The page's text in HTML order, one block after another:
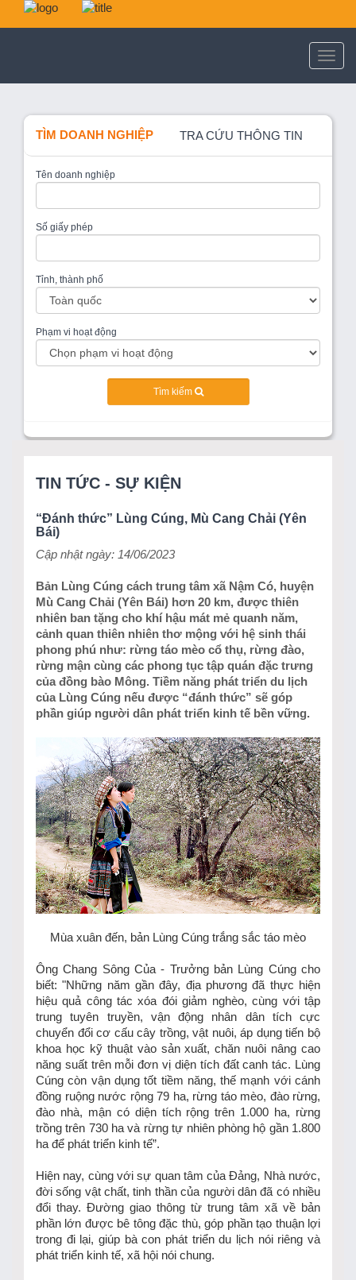
TÌM DOANH NGHIỆP TRA CỨU THÔNG TIN
Tên doanh nghiệp
Số giấy phép
Tỉnh, thành phố
Phạm vi hoạt động
Tìm kiếm
TIN TỨC - SỰ KIỆN
“Đánh thức” Lùng Cúng, Mù Cang Chải (Yên
Bái)
Cập nhật ngày: 14/06/2023
Bản Lùng Cúng cách trung tâm xã Nậm Có, huyện
Mù Cang Chải (Yên Bái) hơn 20 km, được thiên
nhiên ban tặng cho khí hậu mát mẻ quanh năm,
cảnh quan thiên nhiên thơ mộng với hệ sinh thái
phong phú như: rừng táo mèo cổ thụ, rừng đào,
rừng mận cùng các phong tục tập quán đặc trưng
của đồng bào Mông. Tiềm năng phát triển du lịch
của Lùng Cúng nếu được “đánh thức” sẽ góp
phần giúp người dân phát triển kinh tế bền vững.
Mùa xuân đến, bản Lùng Cúng trắng sắc táo mèo
Ông Chang Sông Của - Trưởng bản Lùng Cúng cho
biết: "Những năm gần đây, địa phương đã thực hiện
hiệu quả công tác xóa đói giảm nghèo, cùng với tập
trung tuyên truyền, vận động nhân dân tích cực
chuyển đổi cơ cấu cây trồng, vật nuôi, áp dụng tiến bộ
khoa học kỹ thuật vào sản xuất, chăn nuôi nâng cao
năng suất trên mỗi đơn vị diện tích đất canh tác. Lùng
Cúng còn vận dụng tốt tiềm năng, thế mạnh với cánh
đồng ruộng nước rộng 79 ha, rừng táo mèo, đào rừng,
đào nhà, mận có diện tích rộng trên 1.000 ha, rừng
trồng trên 730 ha và rừng tự nhiên phòng hộ gần 1.800
ha để phát triển kinh tế”.
Hiện nay, cùng với sự quan tâm của Đảng, Nhà nước,
đời sống vật chất, tinh thần của người dân đã có nhiều
đổi thay. Đường giao thông từ trung tâm xã về bản
phần lớn được bê tông đặc thù, góp phần tạo thuận lợi
trong đi lại, giúp bà con phát triển du lịch nói riêng và
phát triển kinh tế, xã hội nói chung.